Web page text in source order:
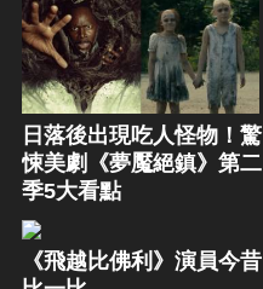
日落後出現吃人怪物！驚
悚美劇《夢魘絕鎮》第二
季5大看點
《飛越比佛利》演員今昔